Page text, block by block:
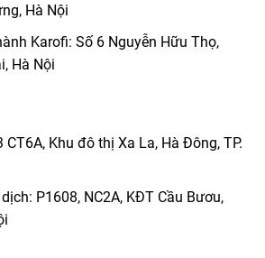
Hà Nội
Karofi: Số 6 Nguyễn Hữu Thọ,
Hà Nội
CT6A, Khu đô thị Xa La, Hà Đông, TP.
P1608, NC2A, KĐT Cầu Bươu,